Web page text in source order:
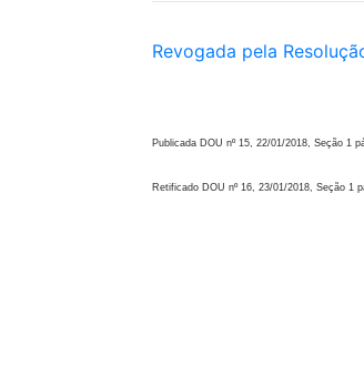
Revogada pela
Publicada DOU nº 15, 22/01/2018, Seção 1
Retificado DOU nº 16, 23/01/2018, Seção 1